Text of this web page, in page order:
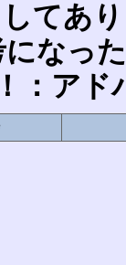
してあ
なっ
アド